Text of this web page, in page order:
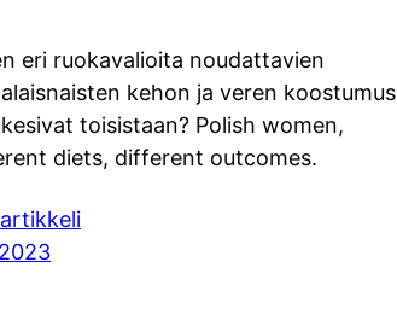
eri ruokavalioita noudattavien
kehon ja veren koostumus
toisistaan? Polish women,
diets, different outcomes.